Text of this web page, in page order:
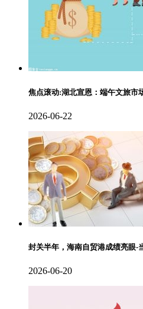
焦点滚动:湖北宣恩：端午文旅市
2026-06-22
封关半年，海南自贸港成绩亮眼-
2026-06-20